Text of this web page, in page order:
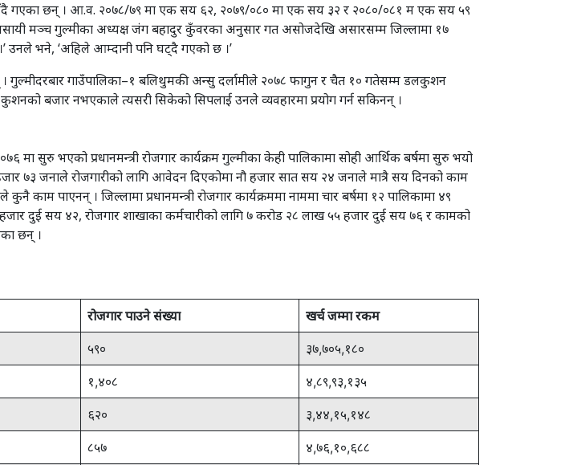
हुँदै गएका छन् । आ.व. २०७८/७९ मा एक सय ६२, २०७९/०८० मा एक सय ३२ र २०८०/०८१ म एक सय ५९
मञ्च गुल्मीका अध्यक्ष जंग बहादुर कुँवरका अनुसार गत असोजदेखि असारसम्म जिल्लामा १७
उनले भने, ‘अहिले आम्दानी पनि घट्दै गएको छ ।’
गुल्मीदरबार गाउँपालिका–१ बलिथुमकी अन्सु दर्लामीले २०७८ फागुन र चैत १० गतेसम्म डलकुशन
बजार नभएकाले त्यसरी सिकेको सिपलाई उनले व्यवहारमा प्रयोग गर्न सकिनन् ।
मा सुरु भएको प्रधानमन्त्री रोजगार कार्यक्रम गुल्मीका केही पालिकामा सोही आर्थिक बर्षमा सुरु भयो
७३ जनाले रोजगारीको लागि आवेदन दिएकोमा नौ हजार सात सय २४ जनाले मात्रै सय दिनको काम
पाएनन् । जिल्लामा प्रधानमन्त्री रोजगार कार्यक्रममा नाममा चार बर्षमा १२ पालिकामा ४९
दुई सय ४२, रोजगार शाखाका कर्मचारीको लागि ७ करोड २८ लाख ५५ हजार दुई सय ७६ र कामको
छन् ।
रोजगार पाउने संख्या खर्च जम्मा रकम
५९० ३७,७०५,१८०
१,४०८ ४,८९,९३,१३५
६२० ३,४४,१५,१४८
८५७ ४,७६,१०,६८८